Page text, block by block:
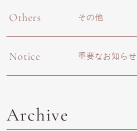
Others その他
Notice 重要なお知らせ
Archive